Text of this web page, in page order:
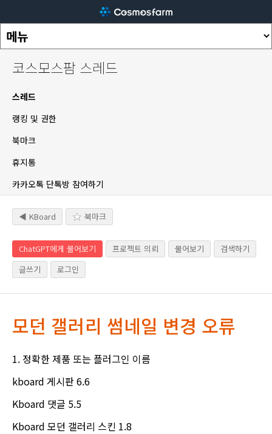
코스모스팜 스레드
스레드
랭킹 및 권한
북마크
휴지통
카카오톡 단톡방 참여하기
◀ KBoard 북마크
ChatGPT에게 물어보기 프로젝트 의뢰 물어보기
검색하기
글쓰기
로그인
모던 갤러리 썸네일 변경 오류
1. 정확한 제품 또는 플러그인 이름
kboard 게시판 6.6
Kboard 댓글 5.5
Kboard 모던 갤러리 스킨 1.8